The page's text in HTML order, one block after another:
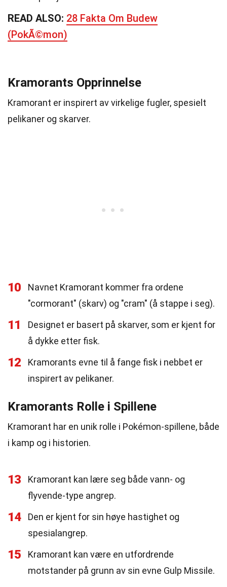
READ ALSO: 28 Fakta Om Budew
(PokÃ©mon)
Kramorants Opprinnelse
Kramorant er inspirert av virkelige fugler, spesielt
pelikaner og skarver.
10
Navnet Kramorant kommer fra ordene
"cormorant" (skarv) og "cram" (å stappe i seg).
11
Designet er basert på skarver, som er kjent for
å dykke etter fisk.
12
Kramorants evne til å fange fisk i nebbet er
inspirert av pelikaner.
Kramorants Rolle i Spillene
Kramorant har en unik rolle i Pokémon-spillene, både
i kamp og i historien.
13
Kramorant kan lære seg både vann- og
flyvende-type angrep.
14
Den er kjent for sin høye hastighet og
spesialangrep.
15
Kramorant kan være en utfordrende
motstander på grunn av sin evne Gulp Missile.